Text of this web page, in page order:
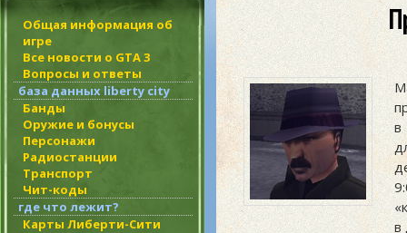
Общая информация об
игре
Все новости о GTA 3
Вопросы и ответы
база данных liberty city
Банды
Оружие и бонусы
Персонажи
Радиостанции
Транспорт
Чит-коды
где что лежит?
Карты Либерти-Сити
в
в